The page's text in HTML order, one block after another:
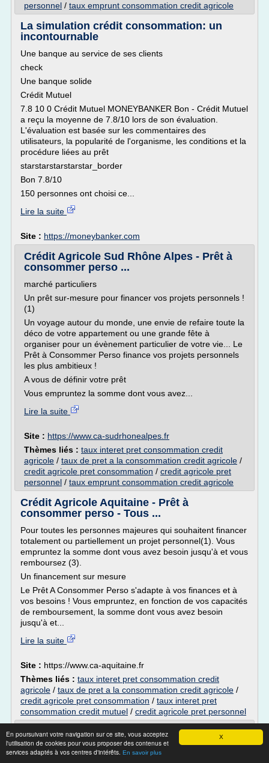
X
En poursuivant votre navigation sur ce site, vous acceptez
l'utilisation de cookies pour vous proposer des contenus et
services adaptés à vos centres d'intérêts. En savoir plus
personnel / taux emprunt consommation credit agricole
La simulation crédit consommation: un
incontournable
Une banque au service de ses clients
check
Une banque solide
Crédit Mutuel
7.8 10 0 Crédit Mutuel MONEYBANKER Bon - Crédit Mutuel
a reçu la moyenne de 7.8/10 lors de son évaluation.
L'évaluation est basée sur les commentaires des
utilisateurs, la popularité de l'organisme, les conditions et la
procédure liées au prêt
starstarstarstarstar_border
Bon 7.8/10
150 personnes ont choisi ce...
Lire la suite
Site : https://moneybanker.com
Crédit Agricole Sud Rhône Alpes - Prêt à
consommer perso ...
marché particuliers
Un prêt sur-mesure pour financer vos projets personnels !
(1)
Un voyage autour du monde, une envie de refaire toute la
déco de votre appartement ou une grande fête à
organiser pour un évènement particulier de votre vie... Le
Prêt à Consommer Perso finance vos projets personnels
les plus ambitieux !
A vous de définir votre prêt
Vous empruntez la somme dont vous avez...
Lire la suite
Site : https://www.ca-sudrhonealpes.fr
Thèmes liés : taux interet pret consommation credit
agricole / taux de pret a la consommation credit agricole /
credit agricole pret consommation / credit agricole pret
personnel / taux emprunt consommation credit agricole
Crédit Agricole Aquitaine - Prêt à
consommer perso - Tous ...
Pour toutes les personnes majeures qui souhaitent financer
totalement ou partiellement un projet personnel(1). Vous
empruntez la somme dont vous avez besoin jusqu'à et vous
remboursez (3).
Un financement sur mesure
Le Prêt A Consommer Perso s'adapte à vos finances et à
vos besoins ! Vous empruntez, en fonction de vos capacités
de remboursement, la somme dont vous avez besoin
jusqu'à et...
Lire la suite
Site : https://www.ca-aquitaine.fr
Thèmes liés : taux interet pret consommation credit
agricole / taux de pret a la consommation credit agricole /
credit agricole pret consommation / taux interet pret
consommation credit mutuel / credit agricole pret personnel
Les établissements de crédit au Maroc
ciblent les ...